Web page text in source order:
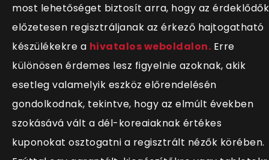
most lehetőséget biztosít arra, hogy az érdeklődők
előzetesen regisztráljanak az érkező hajtogatható
készülékekre a hivatalos weboldalon. Erre
különösen érdemes lesz figyelnie azoknak, akik
esetleg valamelyik eszköz előrendelésén
gondolkodnak, tekintve, hogy az elmúlt években
szokásává vált a dél-koreaiaknak értékes
kuponokat osztogatni a regisztrált nézők körében.